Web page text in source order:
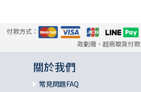
付款方式：
政劃撥、超商取貨付款
關於我們
常見問題FAQ